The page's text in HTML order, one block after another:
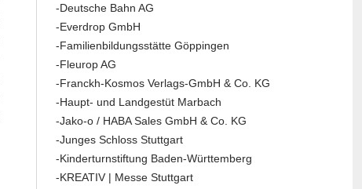
-Deutsche Bahn AG
-Everdrop GmbH
-Familienbildungsstätte Göppingen
-Fleurop AG
-Franckh-Kosmos Verlags-GmbH & Co. KG
-Haupt- und Landgestüt Marbach
-Jako-o / HABA Sales GmbH & Co. KG
-Junges Schloss Stuttgart
-Kinderturnstiftung Baden-Württemberg
-KREATIV | Messe Stuttgart